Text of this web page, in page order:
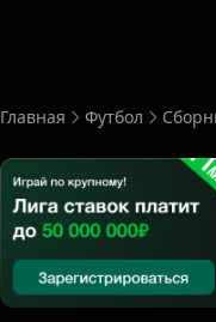
Главная Футбол